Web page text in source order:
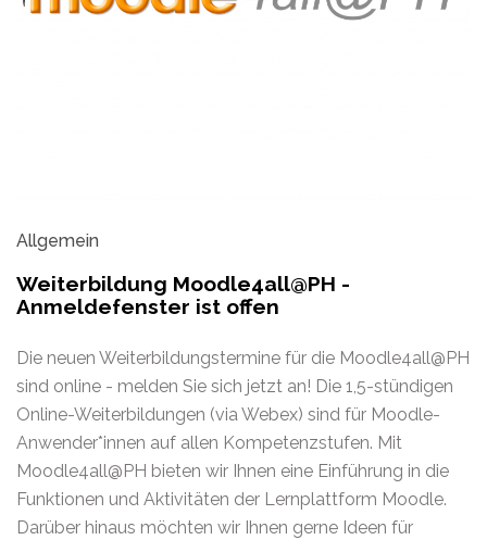
Allgemein
Weiterbildung Moodle4all@PH -
Anmeldefenster ist offen
Die neuen Weiterbildungstermine für die Moodle4all@PH
sind online - melden Sie sich jetzt an! Die 1,5-stündigen
Online-Weiterbildungen (via Webex) sind für Moodle-
Anwender*innen auf allen Kompetenzstufen. Mit
Moodle4all@PH bieten wir Ihnen eine Einführung in die
Funktionen und Aktivitäten der Lernplattform Moodle.
Darüber hinaus möchten wir Ihnen gerne Ideen für